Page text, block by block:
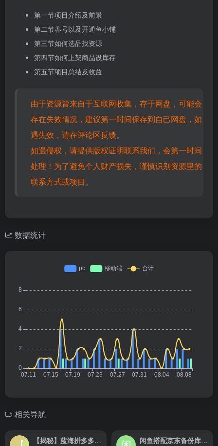
第一节项目介绍及前景
第二节养号以及开通鱼小铺
第三节如何选品找资源
第四节如何上架商品设库存
第五节项目总结及收益
由于资源皆来自于互联网收集，存于网盘，可能会
存在失效情况，建议第一时间保存到自己网盘，如
遇失效，请在评论区反馈。
如遇侵权，请提供版权证明联系我们，会第一时间
处理！为了避免个人财产损失，谨慎识别资源里的
联系方式或项目。
数据统计
相关导航
【揭秘】蓝海拼多多不露脸直播，11 月最新玩法，单天变现 3000+ 素人读稿即可 闲鱼搭配京东备份库搬运，一单纯利润 200-300，全部正品靠谱，适合新手！